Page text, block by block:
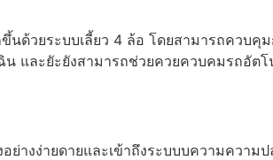
วยระบบเลี้ยว 4 ล้อ โดยสามารถควบคุม
และยัะยังสามารถช่วยควยควบคมรถอั
งง่ายดายและเข้าถึงระบบบความความ